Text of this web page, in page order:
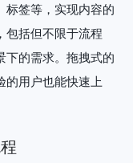
标签等，实现内容的
包括但不限于流程
下的需求。拖拽式的
的用户也能快速上